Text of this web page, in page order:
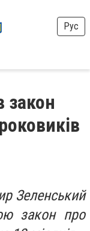
Рус
закон
Зеленський
закон про